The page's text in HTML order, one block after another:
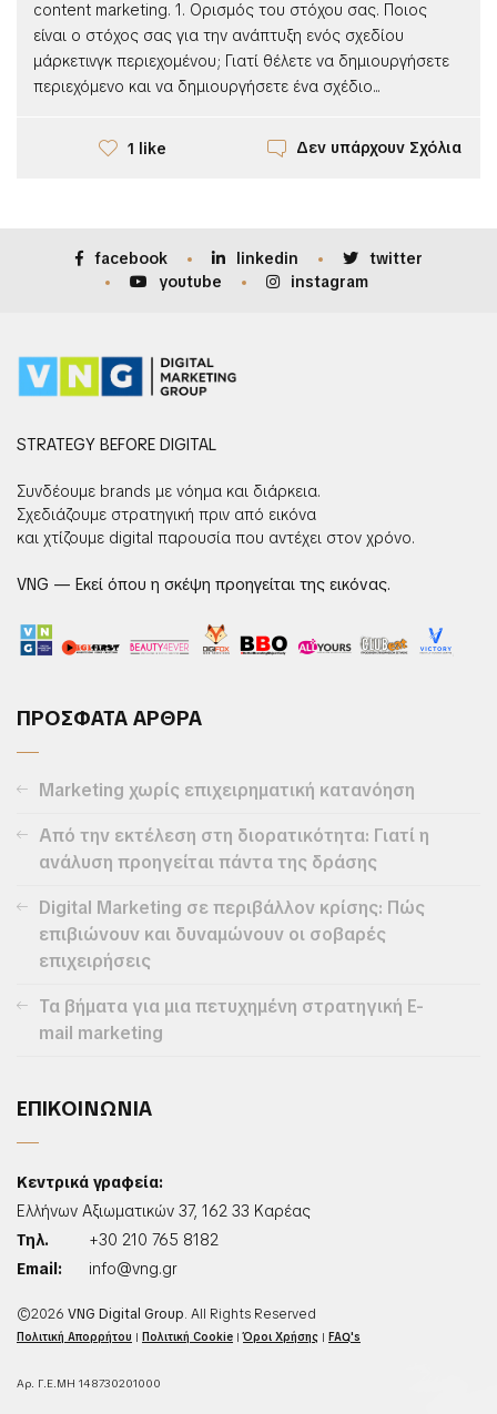
content marketing. 1. Ορισμός του στόχου σας. Ποιος
είναι ο στόχος σας για την ανάπτυξη ενός σχεδίου
μάρκετινγκ περιεχομένου; Γιατί θέλετε να δημιουργήσετε
περιεχόμενο και να δημιουργήσετε ένα σχέδιο...
1 like Δεν υπάρχουν Σχόλια
facebook linkedin
twitter
youtube
instagram
STRATEGY BEFORE DIGITAL
Συνδέουμε brands με νόημα και διάρκεια.
Σχεδιάζουμε στρατηγική πριν από εικόνα
και χτίζουμε digital παρουσία που αντέχει στον χρόνο.
VNG — Εκεί όπου η σκέψη προηγείται της εικόνας.
ΠΡΟΣΦΑΤΑ ΑΡΘΡΑ
Marketing χωρίς επιχειρηματική κατανόηση
Από την εκτέλεση στη διορατικότητα: Γιατί η
ανάλυση προηγείται πάντα της δράσης
Digital Marketing σε περιβάλλον κρίσης: Πώς
επιβιώνουν και δυναμώνουν οι σοβαρές
επιχειρήσεις
Τα βήματα για μια πετυχημένη στρατηγική E-
mail marketing
ΕΠΙΚΟΙΝΩΝΙΑ
Κεντρικά γραφεία:
Ελλήνων Αξιωματικών 37, 162 33 Καρέας
Τηλ.
+30 210 765 8182
Email:
info@vng.gr
©2026 VNG Digital Group. All Rights Reserved
Πολιτική Απορρήτου | Πολιτική Cookie |Όροι Χρήσης | FAQ's
Αρ. Γ.Ε.ΜΗ 148730201000